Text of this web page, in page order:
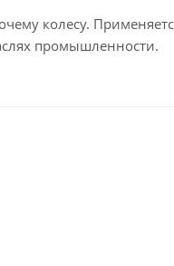
колесу.
промышленности.